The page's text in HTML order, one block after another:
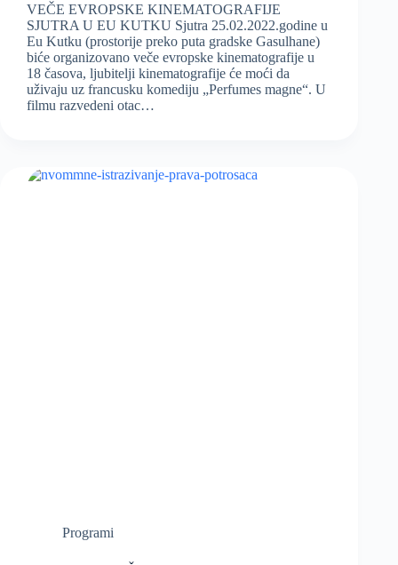
VEČE EVROPSKE KINEMATOGRAFIJE
SJUTRA U EU KUTKU Sjutra 25.02.2022.godine u
Eu Kutku (prostorije preko puta gradske Gasulhane)
biće organizovano veče evropske kinematografije u
18 časova, ljubitelji kinematografije će moći da
uživaju uz francusku komediju „Perfumes magne“. U
filmu razvedeni otac…
Programi